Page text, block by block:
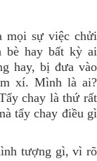
mọi sự việc chửi
bè hay bất kỳ ai
hay, bị đưa vào
xí. Mình là ai?
chay là thứ rất
tẩy chay điều gì
tượng gì, vì rõ